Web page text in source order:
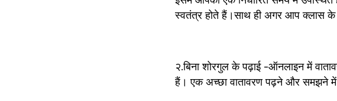
स्वतंत्र होते हैं।साथ ही अगर आप क्लास के
२.बिना शोरगुल के पढ़ाई -ऑनलाइन में
हैं। एक अच्छा वातावरण पढ़ने और समझने में